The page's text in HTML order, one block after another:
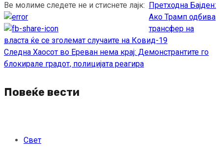
Ве молиме следете не и стиснете лајк:
Continue
Reading
Претходна Бајден:
Ако Трамп одбива
трансфер на
власта ќе се зголемат случаите на Ковид-19
Следна Хаосот во Ереван нема крај: Демонстрантите го
блокирале градот, полицијата реагира
Повеќе вести
Свет